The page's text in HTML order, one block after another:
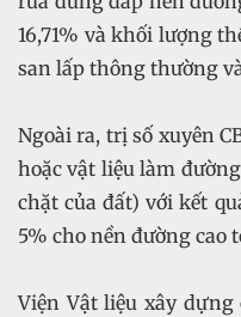
16,71% và khối lượng
san lấp thông thường
Ngoài ra, trị số xuyên
hoặc vật liệu làm
chặt của đất) với kết
5% cho nền đường cao
Viện Vật liệu xây